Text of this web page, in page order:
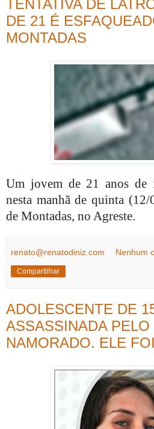
TENTATIVA DE
DE 21 É
MONTADAS
Um jovem de 21 anos de
nesta manhã de quinta
de Montadas, no Agreste.
renato@renatodiniz.com Nenhum
Compartilhar
ADOLESCENTE DE
ASSASSINADA PELO
NAMORADO. ELE